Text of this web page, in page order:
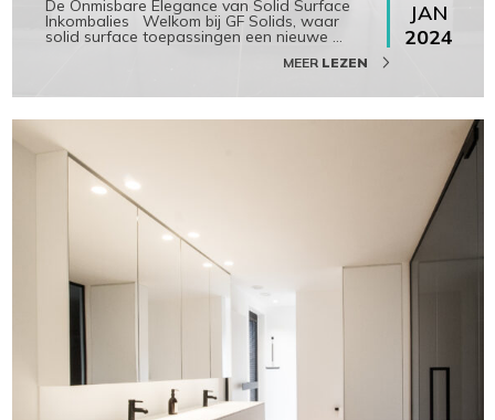
JAN
2024
De Onmisbare Elegance van Solid Surface
Inkombalies Welkom bij GF Solids, waar
solid surface toepassingen een nieuwe …
MEER LEZEN